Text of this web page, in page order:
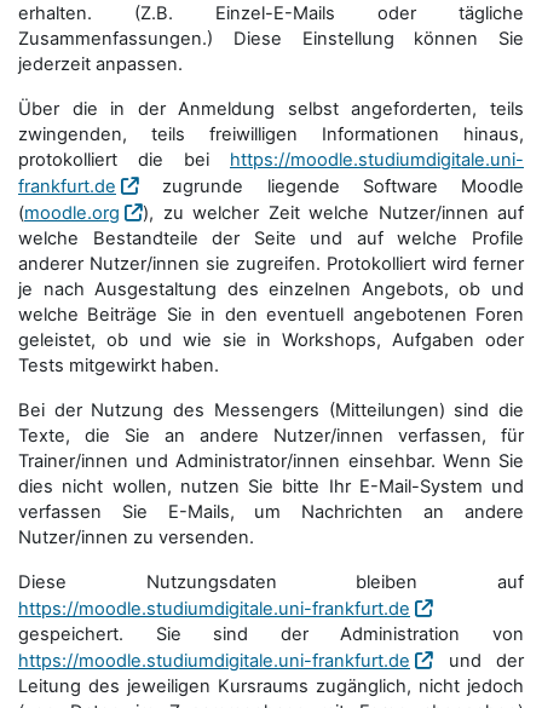
erhalten. (Z.B. Einzel-E-Mails oder tägliche
Zusammenfassungen.) Diese Einstellung können Sie
jederzeit anpassen.
Über die in der Anmeldung selbst angeforderten, teils
zwingenden, teils freiwilligen Informationen hinaus,
protokolliert die bei https://moodle.studiumdigitale.uni-
frankfurt.de
zugrunde liegende Software Moodle
(moodle.org
), zu welcher Zeit welche Nutzer/innen auf
welche Bestandteile der Seite und auf welche Profile
anderer Nutzer/innen sie zugreifen. Protokolliert wird ferner
je nach Ausgestaltung des einzelnen Angebots, ob und
welche Beiträge Sie in den eventuell angebotenen Foren
geleistet, ob und wie sie in Workshops, Aufgaben oder
Tests mitgewirkt haben.
Bei der Nutzung des Messengers (Mitteilungen) sind die
Texte, die Sie an andere Nutzer/innen verfassen, für
Trainer/innen und Administrator/innen einsehbar. Wenn Sie
dies nicht wollen, nutzen Sie bitte Ihr E-Mail-System und
verfassen Sie E-Mails, um Nachrichten an andere
Nutzer/innen zu versenden.
Diese Nutzungsdaten bleiben auf
https://moodle.studiumdigitale.uni-frankfurt.de
gespeichert. Sie sind der Administration von
https://moodle.studiumdigitale.uni-frankfurt.de
und der
Leitung des jeweiligen Kursraums zugänglich, nicht jedoch